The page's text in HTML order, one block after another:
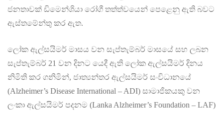
ජනතාවක් ඩිමෙන්ශියා රෝගී තත්ත්වයෙන් පෙළෙනු ඇති බවට
ඇස්තමේන්තු කර ඇත.
ලෝක ඇල්සයිමර් මාසය වන සැප්තැම්බර් මාසයේ සහ ලබන
සැප්තැම්බර් 21 වන දිනට යෙදී ඇති ලෝක ඇල්සයිමර් දිනය
නිමිති කර ගනිමින්, ජාත්‍යන්තර ඇල්සයිමර් සංවිධානයේ
(Alzheimer’s Disease International – ADI) සාමාජිකයකු වන
ලංකා ඇල්සයිමර් පදනම (Lanka Alzheimer’s Foundation – LAF)